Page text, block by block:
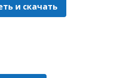
и скачать